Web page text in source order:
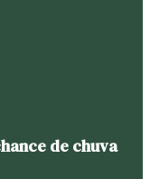
de chuva